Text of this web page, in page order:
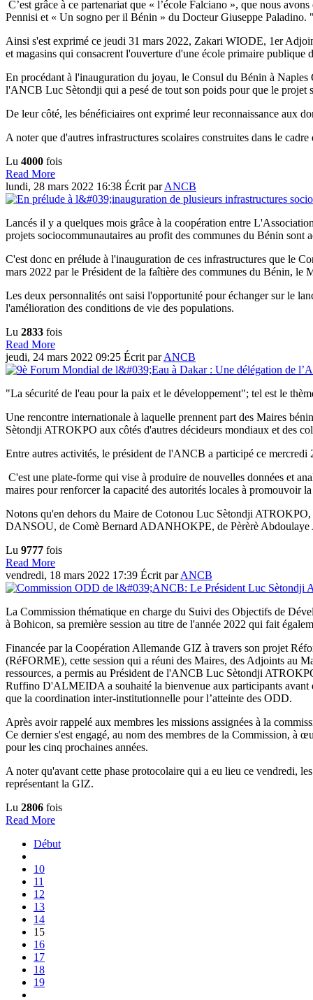
C’est grâce à ce partenariat que « l’école Falciano », que nous
Pennisi et « Un sogno per il Bénin » du Docteur Giuseppe Paladino.
Ainsi s'est exprimé ce jeudi 31 mars 2022, Zakari WIODE, 1er
et magasins qui consacrent l'ouverture d'une école primaire
En procédant à l'inauguration du joyau, le Consul du Bénin à
l'ANCB Luc Sètondji qui a pesé de tout son poids pour que le projet
De leur côté, les bénéficiaires ont exprimé leur reconnaissance aux
A noter que d'autres infrastructures scolaires construites dans le
Lu 4000 fois
Read More
lundi, 28 mars 2022 16:38 Écrit parANCB
Lancés il y a quelques mois grâce à la coopération entre
projets sociocommunautaires au profit des communes du Bénin sont
C'est donc en prélude à l'inauguration de ces infrastructures que le
mars 2022 par le Président de la faîtière des communes du Bénin,
Les deux personnalités ont saisi l'opportunité pour échanger sur le
l'amélioration des conditions de vie des populations.
Lu 2833 fois
Read More
jeudi, 24 mars 2022 09:25 Écrit parANCB
"La sécurité de l'eau pour la paix et le développement"; tel est le
Une rencontre internationale à laquelle prennent part des Maires
Sètondji ATROKPO aux côtés d'autres décideurs mondiaux et des
Entre autres activités, le président de l'ANCB a participé ce
C'est une plate-forme qui vise à produire de nouvelles données et
maires pour renforcer la capacité des autorités locales à promouvoir
Notons qu'en dehors du Maire de Cotonou Luc Sètondji
DANSOU, de Comè Bernard ADANHOKPE, de Pèrèrè
Lu 9777 fois
Read More
vendredi, 18 mars 2022 17:39 Écrit parANCB
La Commission thématique en charge du Suivi des Objectifs de
à Bohicon, sa première session au titre de l'année 2022 qui fait
Financée par la Coopération Allemande GIZ à travers son projet
(RéFORME), cette session qui a réuni des Maires, des Adjoints au
ressources, a permis au Président de l'ANCB Luc Sètondji
Ruffino D'ALMEIDA a souhaité la bienvenue aux participants avant
que la coordination inter-institutionnelle pour l’atteinte des ODD.
Après avoir rappelé aux membres les missions assignées à la
Ce dernier s'est engagé, au nom des membres de la Commission, à
pour les cinq prochaines années.
A noter qu'avant cette phase protocolaire qui a eu lieu ce vendredi,
représentant la GIZ.
Lu 2806 fois
Read More
Début
10
11
12
13
14
15
16
17
18
19